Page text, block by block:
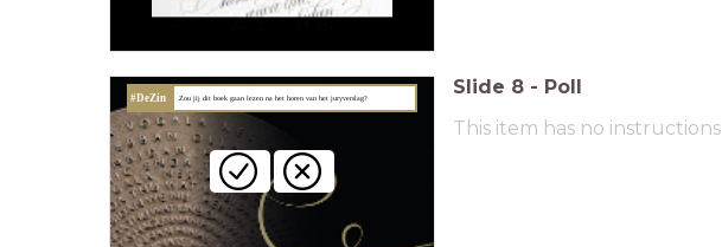
#DeZin Zou jij dit boek gaan lezen na het horen van het juryverslag? Slide 8 - Poll
This item has no instructions